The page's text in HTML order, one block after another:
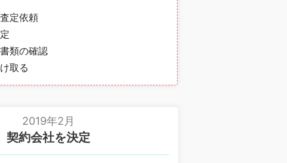
定依頼
類の確認
取る
2019年2月
契約会社を決定